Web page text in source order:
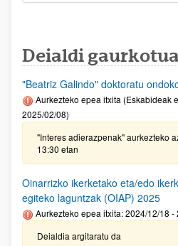
Deialdi
"Beatriz Galindo" doktoratu
Aurkezteko epea itxita (Eskabideak
2025/02/08)
"Interes adierazpenak" aurkezteko
13:30 etan
Oinarrizko ikerketako eta/edo
egiteko laguntzak (OIAP) 2025
Aurkezteko epea itxita: 2024/12/18 -
Deialdia argitaratu da